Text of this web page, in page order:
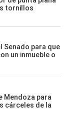
tornillos
Senado para que
un inmueble o
Mendoza para
cárceles de la